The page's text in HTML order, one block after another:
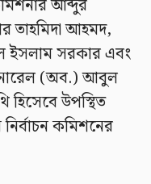
আব্দুর
তাহমিদা আহমদ,
ইসলাম সরকার এবং
(অব.) আবুল
হিসেবে উপস্থিত
কমিশনের